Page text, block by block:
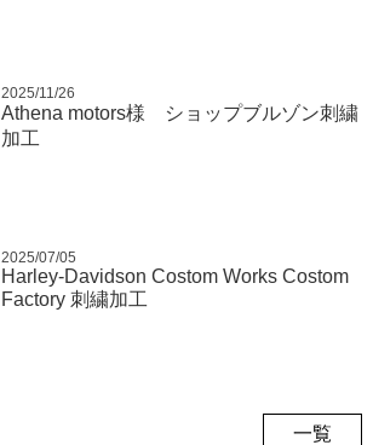
2025/11/26
Athena motors様 ショップブルゾン刺繍
加工
2025/07/05
Harley-Davidson Costom Works Costom
Factory 刺繍加工
一覧